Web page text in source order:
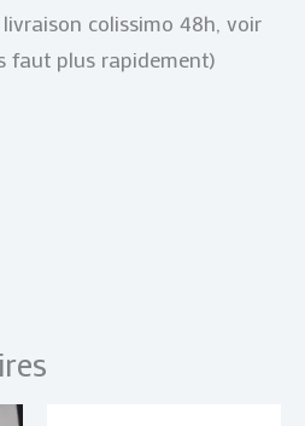
colissimo 48h, voir
faut plus rapidement)